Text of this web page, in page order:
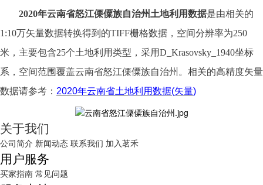
2020年云南省怒江傈僳族自治州土地利用数据是由相关的
1:10万矢量数据转换得到的TIFF栅格数据，空间分辨率为250
米，主要包含25个土地利用类型，采用D_Krasovsky_1940坐标
系，空间范围覆盖云南省怒江傈僳族自治州。相关的高精度矢量
数据请参考： 2020年云南省土地利用数据(矢量)
关于我们
公司简介 新闻动态 联系我们 加入茗禾
用户服务
买家指南 常见问题